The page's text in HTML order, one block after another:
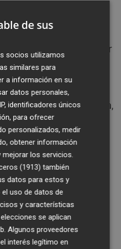
pero cuando lo
la portería de Iturbe.
poco después, una
permitió que Jambor
el 0-1 pasada la
a la Sub-21 española,
metió una marcha en
no llegó por poco.
con un disparo
mano de Belko,
y, en la mejor, Fran
buena jugada cuyo
defensa, se fue al
pudiese empujar el
de sus
socios utilizamos
similares para
a información en su
datos personales,
identificadores únicos
para ofrecer
personalizados, medir
obtener información
los servicios.
(1913) también
datos para estos y
uso de datos de
y características
se aplican
Algunos proveedores
interés legítimo en